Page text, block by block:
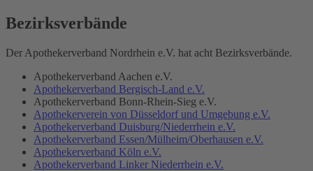
Bezirksverbände
Der Apothekerverband Nordrhein e.V. hat acht Bezirksverbände.
Apothekerverband Aachen e.V.
Apothekerverband Bergisch-Land e.V.
Apothekerverband Bonn-Rhein-Sieg e.V.
Apothekerverein von Düsseldorf und Umgebung e.V.
Apothekerverband Duisburg/Niederrhein e.V.
Apothekerverband Essen/Mülheim/Oberhausen e.V.
Apothekerverband Köln e.V.
Apothekerverband Linker Niederrhein e.V.